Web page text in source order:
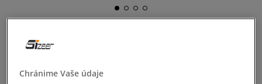
ADIDAS ZX FLUX W
0.0 )
Chránime Vaše údaje